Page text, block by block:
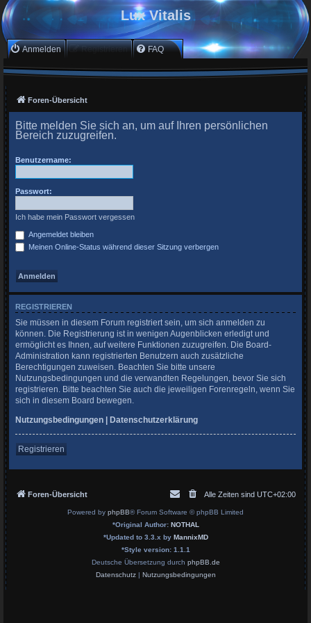
Lux Vitalis
Anmelden Registrieren FAQ
Foren-Übersicht
Bitte melden Sie sich an, um auf Ihren persönlichen
Bereich zuzugreifen.
Benutzername:
Passwort:
Ich habe mein Passwort vergessen
Angemeldet bleiben
Meinen Online-Status während dieser Sitzung verbergen
REGISTRIEREN
Sie müssen in diesem Forum registriert sein, um sich anmelden zu
können. Die Registrierung ist in wenigen Augenblicken erledigt und
ermöglicht es Ihnen, auf weitere Funktionen zuzugreifen. Die Board-
Administration kann registrierten Benutzern auch zusätzliche
Berechtigungen zuweisen. Beachten Sie bitte unsere
Nutzungsbedingungen und die verwandten Regelungen, bevor Sie sich
registrieren. Bitte beachten Sie auch die jeweiligen Forenregeln, wenn Sie
sich in diesem Board bewegen.
Nutzungsbedingungen | Datenschutzerklärung
Registrieren
Foren-Übersicht Alle Zeiten sind UTC+02:00
Powered by phpBB® Forum Software © phpBB Limited
*Original Author: NOTHAL
*Updated to 3.3.x by MannixMD
*Style version: 1.1.1
Deutsche Übersetzung durch phpBB.de
Datenschutz| Nutzungsbedingungen